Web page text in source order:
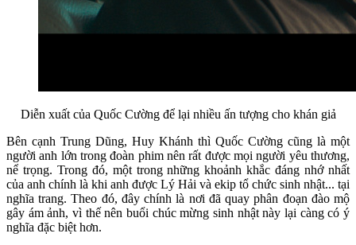
Diễn xuất của Quốc Cường để lại nhiều ấn tượng cho khán giả
Bên cạnh Trung Dũng, Huy Khánh thì Quốc Cường cũng là một
người anh lớn trong đoàn phim nên rất được mọi người yêu thương,
nể trọng. Trong đó, một trong những khoảnh khắc đáng nhớ nhất
của anh chính là khi anh được Lý Hải và ekip tổ chức sinh nhật... tại
nghĩa trang. Theo đó, đây chính là nơi đã quay phân đoạn đào mộ
gây ám ảnh, vì thế nên buổi chúc mừng sinh nhật này lại càng có ý
nghĩa đặc biệt hơn.